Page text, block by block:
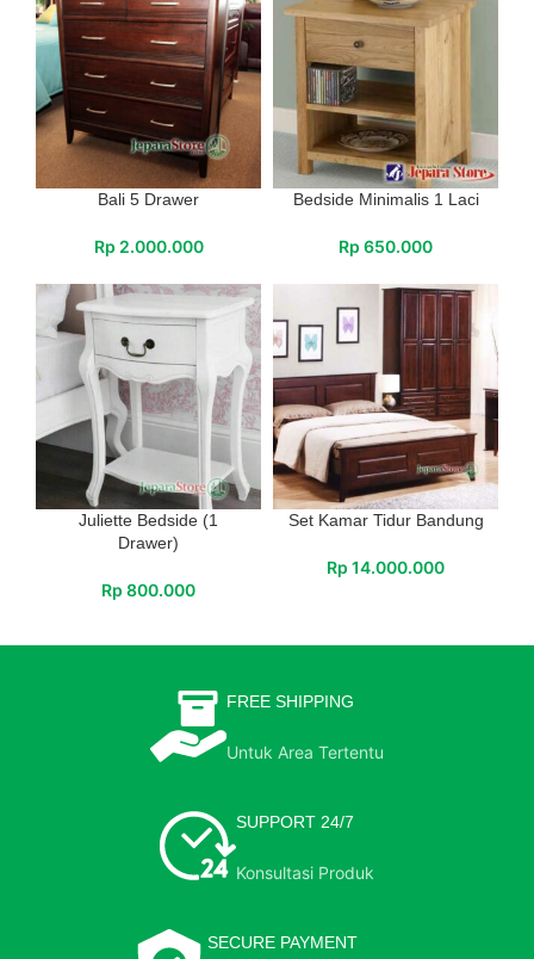
Bali 5 Drawer
Rp 2.000.000
Bedside Minimalis 1 Laci
Rp 650.000
Juliette Bedside (1
Drawer)
Rp 800.000
Set Kamar Tidur Bandung
Rp 14.000.000
FREE SHIPPING
Untuk Area Tertentu
SUPPORT 24/7
Konsultasi Produk
SECURE PAYMENT